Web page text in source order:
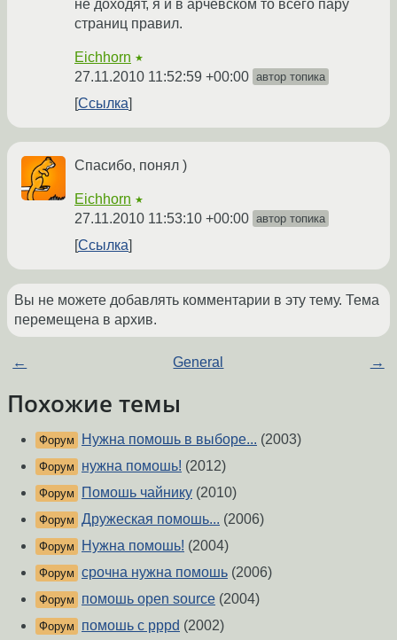
не доходят, я и в арчевском то всего пару
страниц правил.
Eichhorn ★
27.11.2010 11:52:59 +00:00 автор топика
Ссылка
Спасибо, понял )
Eichhorn ★
27.11.2010 11:53:10 +00:00 автор топика
Ссылка
Вы не можете добавлять комментарии в эту тему. Тема
перемещена в архив.
← General →
Похожие темы
Форум Нужна помошь в выборе... (2003)
Форум нужна помошь! (2012)
Форум Помошь чайнику (2010)
Форум Дружеская помошь... (2006)
Форум Нужна помошь! (2004)
Форум срочна нужна помошь (2006)
Форум помошь open source (2004)
Форум помошь с pppd (2002)